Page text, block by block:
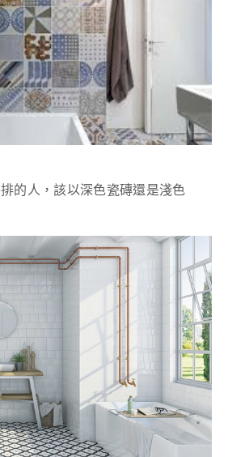
的人，該以深色瓷磚還是淺色